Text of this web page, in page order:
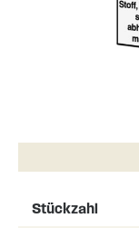
the
theStückzahl